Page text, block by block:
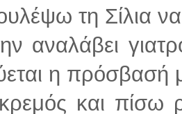
τη Σίλια
αναλάβει
η πρόσβασή
και πίσω